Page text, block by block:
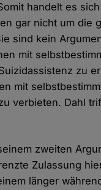
handelt es
gar nicht um die
sind kein
mit
zu
mit
verbieten. Dahl
zweiten
Zulassung
länger